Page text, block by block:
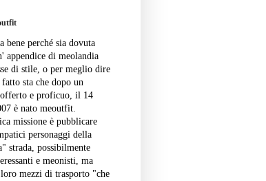
bene perché sia dovuta
appendice di meolandia
di stile, o per meglio dire
sta che dopo un
e proficuo, il 14
è nato meoutfit.
missione è pubblicare
personaggi della
strada, possibilmente
e meonisti, ma
mezzi di trasporto "che